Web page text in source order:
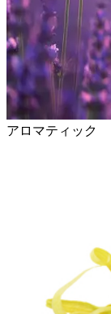
アロマティック